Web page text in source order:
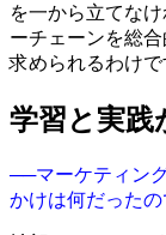
を一から立てな
ーチェーンを総
求められるわけで
学習と実践
──マーケティン
かけは何だったの